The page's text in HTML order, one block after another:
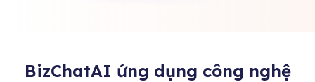
BizChatAI ứng dụng công nghệ